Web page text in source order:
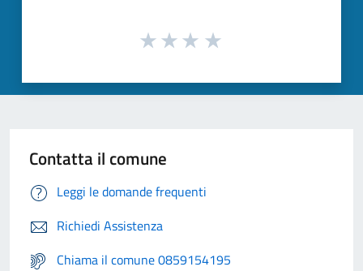
Contatta il comune
Leggi le domande frequenti
Richiedi Assistenza
Chiama il comune 0859154195